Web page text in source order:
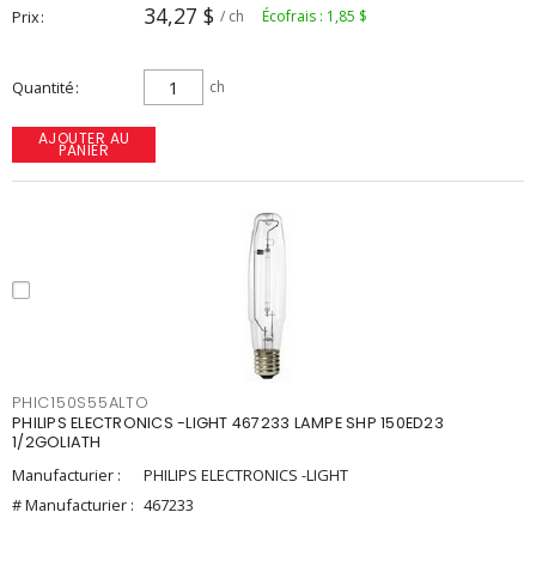
Prix 34,27 $ / ch Écofrais : 1,85 $
Quantité ch
AJOUTER AU
PANIER
PHIC150S55ALTO
PHILIPS ELECTRONICS -LIGHT 467233 LAMPE SHP 150ED23
1/2GOLIATH
Manufacturier :
PHILIPS ELECTRONICS -LIGHT
# Manufacturier : 467233